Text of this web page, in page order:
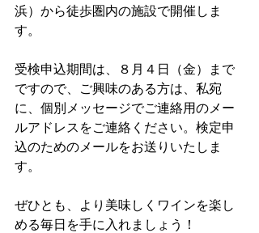
浜）から徒歩圏内の施設で開催しま
す。
受検申込期間は、８月４日（金）まで
ですので、ご興味のある方は、私宛
に、個別メッセージでご連絡用のメー
ルアドレスをご連絡ください。検定申
込のためのメールをお送りいたしま
す。
ぜひとも、より美味しくワインを楽し
める毎日を手に入れましょう！